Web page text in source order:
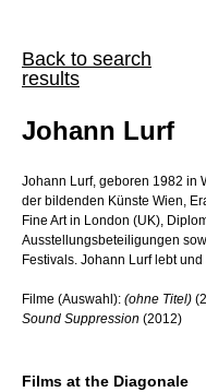
Back to search
results
Johann Lurf
Johann Lurf, geboren 1982 in
der bildenden Künste Wien,
Fine Art in London (UK),
Ausstellungsbeteiligungen
Festivals. Johann Lurf lebt
Filme (Auswahl): (ohne Titel)
Sound Suppression (2012)
Films at the Diagonale